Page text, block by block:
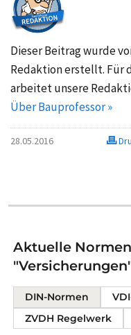
Dieser Beitrag wurde
Redaktion erstellt. Für
arbeitet unsere
Über Bauprofessor »
28.05.2016
Aktuelle
DIN-Normen
ZVDH Regelwerk